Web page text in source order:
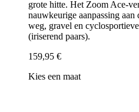
grote hitte. Het Zoom Ace-
nauwkeurige aanpassing
weg, gravel en
(iriserend paars).
159,95 €
Kies een maat